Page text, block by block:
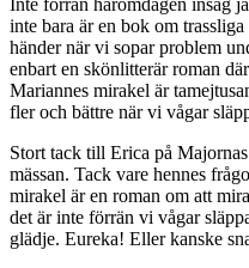
Inte förrän häromdagen insåg
inte bara är en bok om
händer när vi sopar problem
enbart en skönlitterär roman
Mariannes mirakel är
fler och bättre när vi vågar
Stort tack till Erica på
mässan. Tack vare hennes
mirakel är en roman om att
det är inte förrän vi vågar
glädje. Eureka! Eller kanske